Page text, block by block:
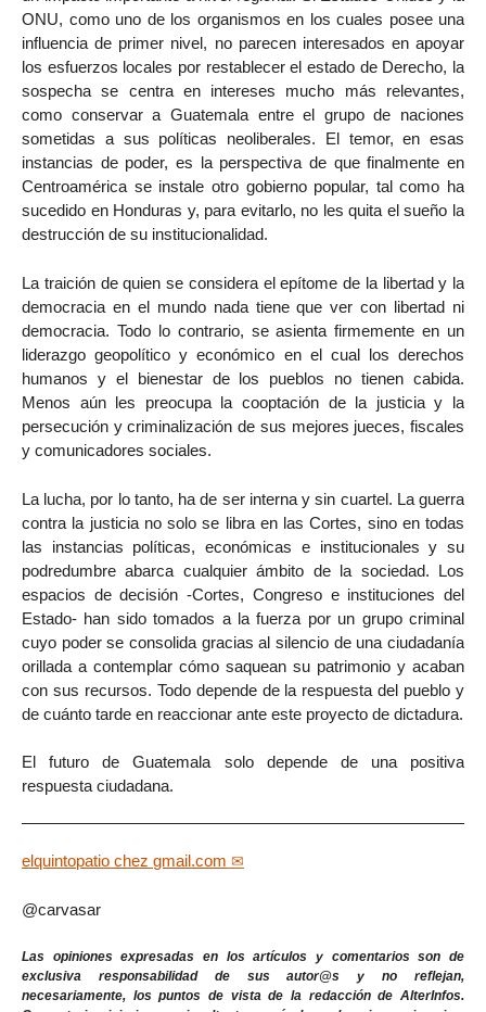
ONU, como uno de los organismos en los cuales posee una
influencia de primer nivel, no parecen interesados en apoyar
los esfuerzos locales por restablecer el estado de Derecho, la
sospecha se centra en intereses mucho más relevantes,
como conservar a Guatemala entre el grupo de naciones
sometidas a sus políticas neoliberales. El temor, en esas
instancias de poder, es la perspectiva de que finalmente en
Centroamérica se instale otro gobierno popular, tal como ha
sucedido en Honduras y, para evitarlo, no les quita el sueño la
destrucción de su institucionalidad.
La traición de quien se considera el epítome de la libertad y la
democracia en el mundo nada tiene que ver con libertad ni
democracia. Todo lo contrario, se asienta firmemente en un
liderazgo geopolítico y económico en el cual los derechos
humanos y el bienestar de los pueblos no tienen cabida.
Menos aún les preocupa la cooptación de la justicia y la
persecución y criminalización de sus mejores jueces, fiscales
y comunicadores sociales.
La lucha, por lo tanto, ha de ser interna y sin cuartel. La guerra
contra la justicia no solo se libra en las Cortes, sino en todas
las instancias políticas, económicas e institucionales y su
podredumbre abarca cualquier ámbito de la sociedad. Los
espacios de decisión -Cortes, Congreso e instituciones del
Estado- han sido tomados a la fuerza por un grupo criminal
cuyo poder se consolida gracias al silencio de una ciudadanía
orillada a contemplar cómo saquean su patrimonio y acaban
con sus recursos. Todo depende de la respuesta del pueblo y
de cuánto tarde en reaccionar ante este proyecto de dictadura.
El futuro de Guatemala solo depende de una positiva
respuesta ciudadana.
elquintopatio chez gmail.com
@carvasar
Las opiniones expresadas en los artículos y comentarios son de
exclusiva responsabilidad de sus autor@s y no reflejan,
necesariamente, los puntos de vista de la redacción de AlterInfos.